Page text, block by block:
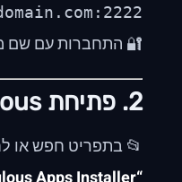
🔐 התחברות עם שם
2. פתיחת Softaculous
📂 בתפריט חפש או